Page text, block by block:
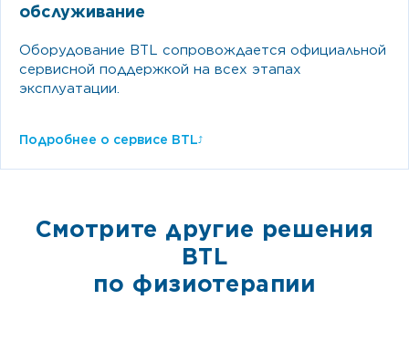
обслуживание
Оборудование BTL сопровождается официальной
сервисной поддержкой на всех этапах
эксплуатации.
Подробнее о сервисе BTL⤴
Cмотрите другие решения
BTL
по физиотерапии